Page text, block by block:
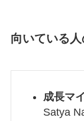
向いている
成長マ
Satya